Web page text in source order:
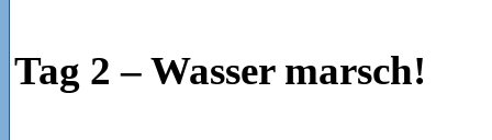
Tag 2 – Wasser marsch!